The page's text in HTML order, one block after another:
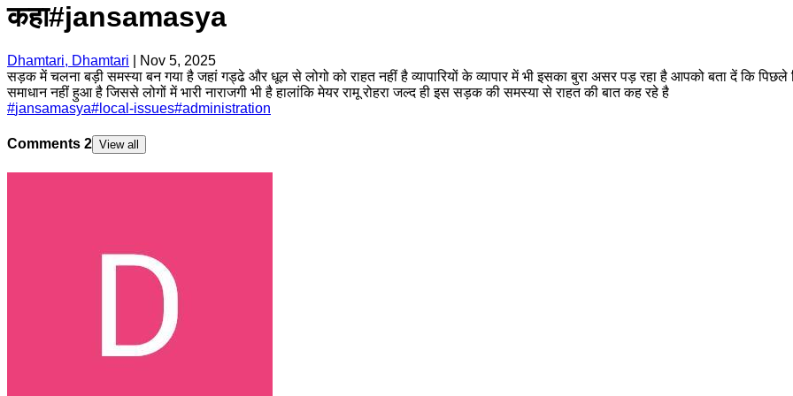
कहा#jansamasya
Dhamtari, Dhamtari
Nov 5, 2025
सड़क में चलना बड़ी समस्या बन गया है जहां गड्ढे और धूल से लोगो को राहत नहीं है व्यापारियों के व्यापार में भी इसका बुरा असर पड़ रहा है आपको बता दें कि
समाधान नहीं हुआ है जिससे लोगों में भारी नाराजगी भी है हालांकि मेयर रामू रोहरा जल्द ही इस सड़क की समस्या से राहत की बात कह रहे है
#jansamasya# local-issues#administration
Comments 2 View all